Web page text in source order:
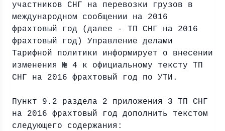
участников СНГ на перевозки грузов в
международном сообщении на 2016
фрахтовый год (далее - ТП СНГ на 2016
фрахтовый год) Управление делами
Тарифной политики информирует о внесении
изменения № 4 к официальному тексту ТП
СНГ на 2016 фрахтовый год по УТИ.
Пункт 9.2 раздела 2 приложения 3 ТП СНГ
на 2016 фрахтовый год дополнить текстом
следующего содержания: